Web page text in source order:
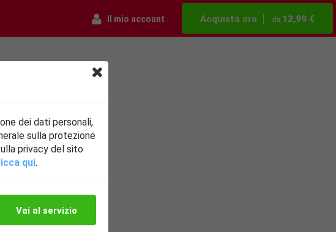
Il mio account Acquista ora da 12,99 €
i muscoli
con un
Questo
dei tessuti
dei dati personali,
sulla protezione
privacy del sito
qui.
Vai al servizio